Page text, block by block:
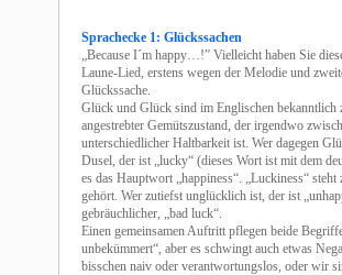
Sprachecke 1: Glückssachen
„Because I´m happy…!” Vielleicht haben Sie
Laune-Lied, erstens wegen der Melodie und
Glückssache.
Glück und Glück sind im Englischen bekanntlich
angestrebter Gemütszustand, der irgendwo
unterschiedlicher Haltbarkeit ist. Wer dagegen
Dusel, der ist „lucky“ (dieses Wort ist mit dem
es das Hauptwort „happiness“. „Luckiness“
gehört. Wer zutiefst unglücklich ist, der ist
gebräuchlicher, „bad luck“.
Einen gemeinsamen Auftritt pflegen beide
unbekümmert“, aber es schwingt auch etwas
bisschen naiv oder verantwortungslos, oder wir